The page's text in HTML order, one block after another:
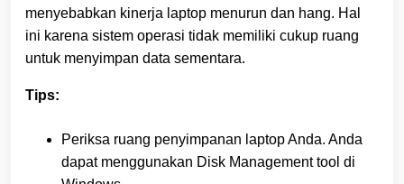
menyebabkan kinerja laptop menurun dan hang. Hal
ini karena sistem operasi tidak memiliki cukup ruang
untuk menyimpan data sementara.
Tips:
Periksa ruang penyimpanan laptop Anda. Anda
dapat menggunakan Disk Management tool di